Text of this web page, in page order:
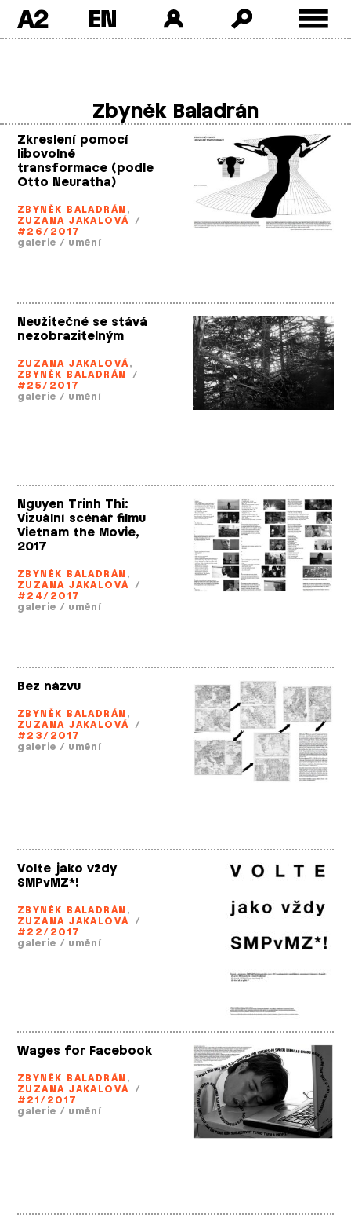
A2
Zbyněk Baladrán
Zkreslení pomocí
libovolné
transformace (podle
Otto Neuratha)
ZBYNĚK BALADRÁN ,
ZUZANA JAKALOVÁ /
#26/2017
galerie / umění
Neužitečné se stává
nezobrazitelným
ZUZANA JAKALOVÁ,
ZBYNĚK BALADRÁN
/
#25/2017
galerie / umění
Nguyen Trinh Thi:
Vizuální scénář filmu
Vietnam the Movie,
2017
ZBYNĚK BALADRÁN ,
ZUZANA JAKALOVÁ /
#24/2017
galerie / umění
Bez názvu
ZBYNĚK BALADRÁN ,
ZUZANA JAKALOVÁ /
#23/2017
galerie / umění
Volte jako vždy
SMPvMZ*!
ZBYNĚK BALADRÁN ,
ZUZANA JAKALOVÁ /
#22/2017
galerie / umění
Wages for Facebook
ZBYNĚK BALADRÁN ,
ZUZANA JAKALOVÁ /
#21/2017
galerie / umění